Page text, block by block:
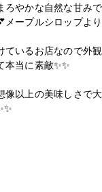
ろやかな自然な甘み
メープルシロップよ
ているお店なので外
当に素敵✨✨
像以上の美味しさで